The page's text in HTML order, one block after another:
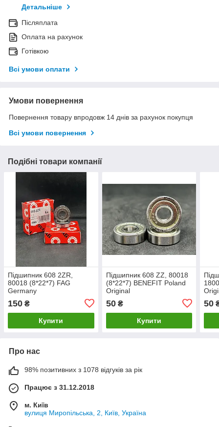
Детальніше
Післяплата
Оплата на рахунок
Готівкою
Всі умови оплати
Умови повернення
Повернення товару впродовж 14 днів за рахунок покупця
Всі умови повернення
Подібні товари компанії
Підшипник 608 2ZR,
80018 (8*22*7) FAG
Germany
150 ₴
Купити
Підшипник 608 ZZ, 80018
(8*22*7) BENEFIT Poland
Original
50₴
Купити
50
Про нас
98% позитивних з 1078 відгуків за рік
Працює з 31.12.2018
м. Київ
вулиця Миропільська, 2, Київ, Україна